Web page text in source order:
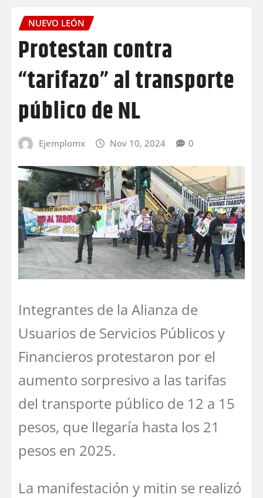
NUEVO LEÓN
Protestan contra
“tarifazo” al transporte
público de NL
Ejemplomx Nov 10, 2024 0
Integrantes de la Alianza de
Usuarios de Servicios Públicos y
Financieros protestaron por el
aumento sorpresivo a las tarifas
del transporte público de 12 a 15
pesos, que llegaría hasta los 21
pesos en 2025.
La manifestación y mitin se realizó